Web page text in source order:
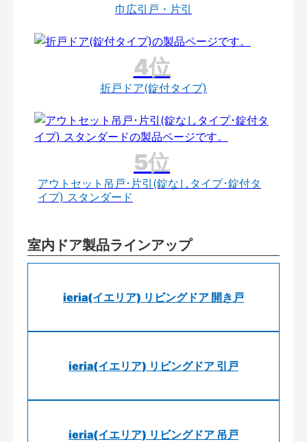
巾広引戸・片引
折戸ドア(錠付タイプ)
アウトセット吊戸･片引(錠なしタイプ･錠付タ
イプ) スタンダード
室内ドア製品ラインアップ
ieria(イエリア) リビングドア 開き戸
ieria(イエリア) リビングドア 引戸
ieria(イエリア) リビングドア 吊戸